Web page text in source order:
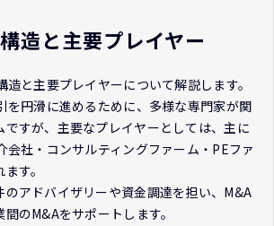
造と主要プレイヤー
と主要プレイヤーについて解説します。
を円滑に進めるために、多様な専門家が関
ですが、主要なプレイヤーとしては、主に
会社・コンサルティングファーム・PEファ
す。
のアドバイザリーや資金調達を担い、M&A
のM&Aをサポートします。